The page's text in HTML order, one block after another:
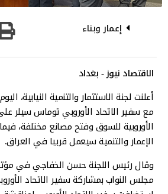
إعمار وبناء
الاقتصاد نيوز - بغداد
أعلنت لجنة الاستثمار والتنمية النيابية،
مع سفير الاتحاد الأوروبي توماس سيلر
الأوروبية للسوق وفتح مصانع مختلفة،
الإعمار والتنمية سيعمل قريبا في العراق.
وقال رئيس اللجنة حسن الخفاجي في
مجلس النواب بمشاركة سفير الاتحاد